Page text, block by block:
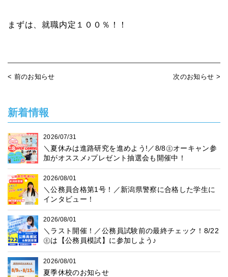
まずは、就職内定１００％！！
< 前のお知らせ 次のお知らせ >
新着情報
2026/07/31
＼夏休みは進路研究を進めよう!／8/8㊏オーキャン参
加がオススメ♪プレゼント抽選会も開催中！
2026/08/01
＼公務員合格第1号！／新潟県警察に合格した学生に
インタビュー！
2026/08/01
＼ラスト開催！／公務員試験前の最終チェック！8/22
㊏は【公務員模試】に参加しよう♪
2026/08/01
夏季休校のお知らせ